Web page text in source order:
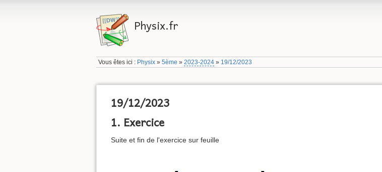
Physix.fr
Vous êtes ici : Physix »5ème »2023-2024 » 19/12/2023
19/12/2023
1. Exercice
Suite et fin de l'exercice sur feuille